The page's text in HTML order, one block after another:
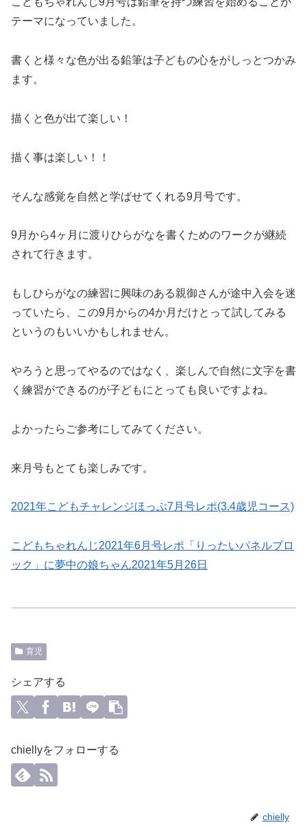
テーマになっていました。
書くと様々な色が出る鉛筆は子どもの心をがしっとつかみ
ます。
描くと色が出て楽しい！
描く事は楽しい！！
そんな感覚を自然と学ばせてくれる9月号です。
9月から4ヶ月に渡りひらがなを書くためのワークが継続
されて行きます。
もしひらがなの練習に興味のある親御さんが途中入会を迷
っていたら、この9月からの4か月だけとって試してみる
というのもいいかもしれません。
やろうと思ってやるのではなく、楽しんで自然に文字を書
く練習ができるのが子どもにとっても良いですよね。
よかったらご参考にしてみてください。
来月号もとても楽しみです。
2021年こどもチャレンジほっぷ7月号レポ(3.4歳児コース)
こどもちゃれんじ2021年6月号レポ「りったいパネルブロ
ック」に夢中の娘ちゃん2021年5月26日
育児
シェアする
chiellyをフォローする
chielly